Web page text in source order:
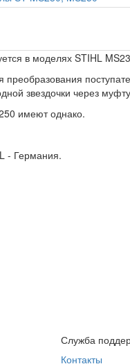
в моделях STIHL
звездочки через
имеют однако.
- Германия.
Служба
Контакты